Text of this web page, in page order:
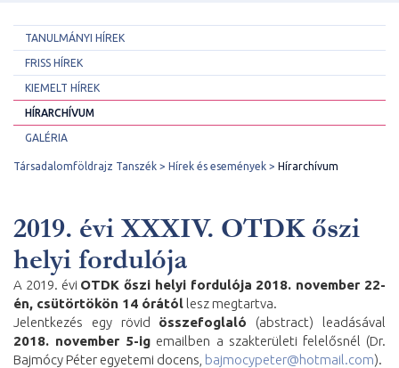
TANULMÁNYI HÍREK
FRISS HÍREK
KIEMELT HÍREK
HÍRARCHÍVUM
GALÉRIA
Társadalomföldrajz Tanszék Hírek és események Hírarchívum
2019. évi XXXIV. OTDK őszi
helyi fordulója
A 2019. évi OTDK őszi helyi fordulója 2018. november 22-
én, csütörtökön 14 órától lesz megtartva.
Jelentkezés egy rövid összefoglaló (abstract) leadásával
2018. november 5-ig emailben a szakterületi felelősnél (Dr.
Bajmócy Péter egyetemi docens, bajmocypeter@hotmail.com).